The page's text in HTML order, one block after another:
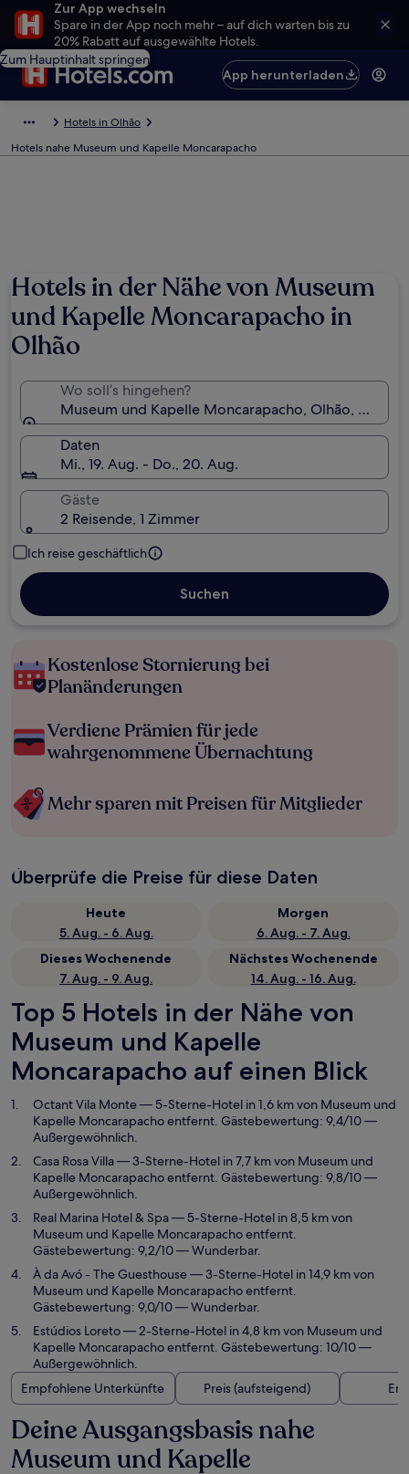
Zur App wechseln
Spare in der App noch mehr – auf dich warten bis zu
20% Rabatt auf ausgewählte Hotels.
Zum Hauptinhalt springen
App herunterladen
Hotels in Olhão
Hotels nahe Museum und Kapelle Moncarapacho
Hotels in der Nähe von Museum
und Kapelle Moncarapacho in
Olhão
Wo soll’s hingehen?
Museum und Kapelle Moncarapacho, Olhão, Bezirk
Daten
Mi., 19. Aug. - Do., 20. Aug.
Gäste
2 Reisende, 1 Zimmer
Ich reise geschäftlich
Suchen
Kostenlose Stornierung bei
Planänderungen
Verdiene Prämien für jede
wahrgenommene Übernachtung
Mehr sparen mit Preisen für Mitglieder
Überprüfe die Preise für diese Daten
Heute
5. Aug. - 6. Aug.
Morgen
6. Aug. - 7. Aug.
Dieses Wochenende
7. Aug. - 9. Aug.
Nächstes Wochenende
14. Aug. - 16. Aug.
Top 5 Hotels in der Nähe von
Museum und Kapelle
Moncarapacho auf einen Blick
Octant Vila Monte— 5-Sterne-Hotel in 1,6 km von Museum und
Kapelle Moncarapacho entfernt. Gästebewertung: 9,4/10 —
Außergewöhnlich.
Casa Rosa Villa— 3-Sterne-Hotel in 7,7 km von Museum und
Kapelle Moncarapacho entfernt. Gästebewertung: 9,8/10 —
Außergewöhnlich.
Real Marina Hotel & Spa— 5-Sterne-Hotel in 8,5 km von
Museum und Kapelle Moncarapacho entfernt.
Gästebewertung: 9,2/10 — Wunderbar.
À da Avó - The Guesthouse— 3-Sterne-Hotel in 14,9 km von
Museum und Kapelle Moncarapacho entfernt.
Gästebewertung: 9,0/10 — Wunderbar.
Estúdios Loreto— 2-Sterne-Hotel in 4,8 km von Museum und
Kapelle Moncarapacho entfernt. Gästebewertung: 10/10 —
Außergewöhnlich.
Empfohlene Unterkünfte
Preis (aufsteigend)
Deine Ausgangsbasis nahe
Museum und Kapelle